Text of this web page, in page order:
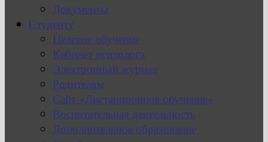
Документы
Студенту
Целевое обучение
Кабинет психолога
Электронный журнал
Родителям
Сайт «Дистанционное обучение»
Воспитательная деятельность
Дополнительное образование